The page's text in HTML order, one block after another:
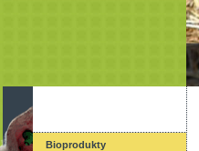
Bioprodukty